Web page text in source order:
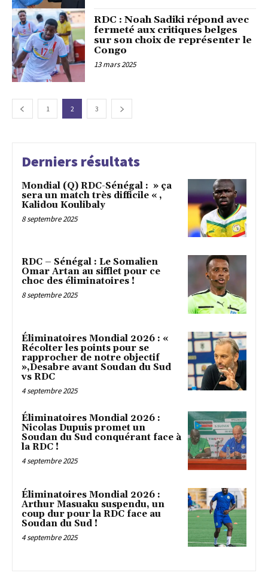
RDC : Noah Sadiki répond avec
fermeté aux critiques belges
sur son choix de représenter le
Congo
13 mars 2025
1 2 3
Derniers résultats
Mondial (Q) RDC-Sénégal : » ça
sera un match très difficile « ,
Kalidou Koulibaly
8 septembre 2025
RDC – Sénégal : Le Somalien
Omar Artan au sifflet pour ce
choc des éliminatoires !
8 septembre 2025
Éliminatoires Mondial 2026 : «
Récolter les points pour se
rapprocher de notre objectif
»,Desabre avant Soudan du Sud
vs RDC
4 septembre 2025
Éliminatoires Mondial 2026 :
Nicolas Dupuis promet un
Soudan du Sud conquérant face à
la RDC !
4 septembre 2025
Éliminatoires Mondial 2026 :
Arthur Masuaku suspendu, un
coup dur pour la RDC face au
Soudan du Sud !
4 septembre 2025